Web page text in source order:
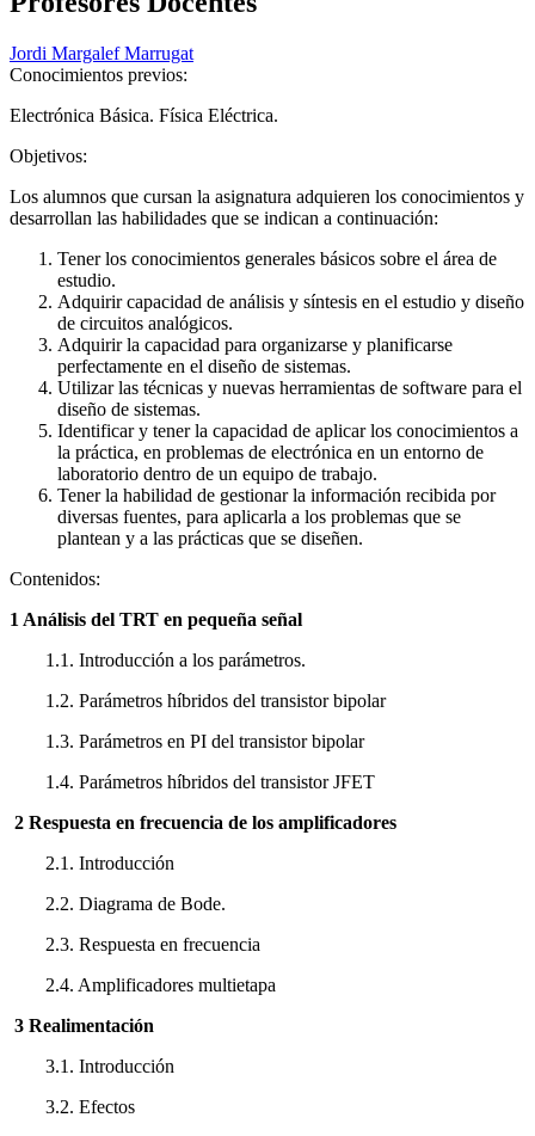
Jordi Margalef Marrugat
Conocimientos previos:
Electrónica Básica. Física Eléctrica.
Objetivos:
Los alumnos que cursan la asignatura adquieren los conocimientos y
desarrollan las habilidades que se indican a continuación:
Tener los conocimientos generales básicos sobre el área de
estudio.
Adquirir capacidad de análisis y síntesis en el estudio y diseño
de circuitos analógicos.
Adquirir la capacidad para organizarse y planificarse
perfectamente en el diseño de sistemas.
Utilizar las técnicas y nuevas herramientas de software para el
diseño de sistemas.
Identificar y tener la capacidad de aplicar los conocimientos a
la práctica, en problemas de electrónica en un entorno de
laboratorio dentro de un equipo de trabajo.
Tener la habilidad de gestionar la información recibida por
diversas fuentes, para aplicarla a los problemas que se
plantean y a las prácticas que se diseñen.
Contenidos:
1 Análisis del TRT en pequeña señal
1.1. Introducción a los parámetros.
1.2. Parámetros híbridos del transistor bipolar
1.3. Parámetros en PI del transistor bipolar
1.4. Parámetros híbridos del transistor JFET
2 Respuesta en frecuencia de los amplificadores
2.1. Introducción
2.2. Diagrama de Bode.
2.3. Respuesta en frecuencia
2.4. Amplificadores multietapa
3 Realimentación
3.1. Introducción
3.2. Efectos